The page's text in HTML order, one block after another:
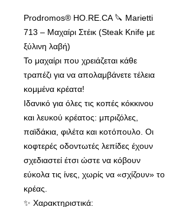
Prodromos® HO.RE.CA 🔪 Marietti
713 – Μαχαίρι Στέικ (Steak Knife με
ξύλινη λαβή)
Το μαχαίρι που χρειάζεται κάθε
τραπέζι για να απολαμβάνετε τέλεια
κομμένα κρέατα!
Ιδανικό για όλες τις κοπές κόκκινου
και λευκού κρέατος: μπριζόλες,
παϊδάκια, φιλέτα και κοτόπουλο. Οι
κοφτερές οδοντωτές λεπίδες έχουν
σχεδιαστεί έτσι ώστε να κόβουν
εύκολα τις ίνες, χωρίς να «σχίζουν» το
κρέας.
✨ Χαρακτηριστικά: